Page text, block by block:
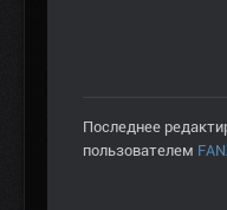
Последнее
пользователем